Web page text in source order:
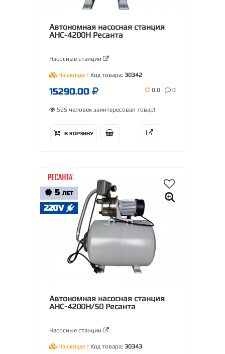
Автономная насосная станция
АНС-4200Н Ресанта
Насосные станции
На складе | Код товара: 30342
15290.00 0.0 0
525 человек заинтересовал товар!
В КОРЗИНУ
5 ЛЕТ
220V
Автономная насосная станция
АНС-4200Н/50 Ресанта
Насосные станции
На складе | Код товара: 30343